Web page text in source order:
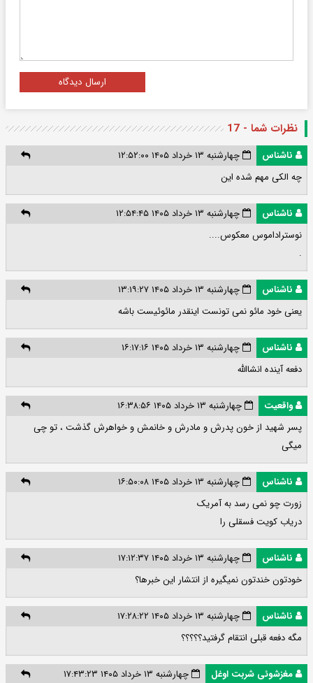
ارسال دیدگاه
نظرات شما - 17
ناشناس
چهارشنبه ۱۳ خرداد ۱۴۰۵ ۱۲:۵۲:۰۰
چه الکی مهم شده این
ناشناس
چهارشنبه ۱۳ خرداد ۱۴۰۵ ۱۲:۵۴:۴۵
نوستراداموس معکوس....
.
ناشناس
چهارشنبه ۱۳ خرداد ۱۴۰۵ ۱۳:۱۹:۲۷
یعنی خود مائو نمی تونست اینقدر مائوئیست باشه
ناشناس
چهارشنبه ۱۳ خرداد ۱۴۰۵ ۱۶:۱۷:۱۶
دفعه آینده انشاالله
واقعیت
چهارشنبه ۱۳ خرداد ۱۴۰۵ ۱۶:۳۸:۵۶
پسر شهید از خون پدرش و مادرش و خانمش و خواهرش گذشت ، تو چی
میگی
ناشناس
چهارشنبه ۱۳ خرداد ۱۴۰۵ ۱۶:۵۰:۰۸
زورت چو نمی رسد به آمریک
دریاب کویت فسقلی را
ناشناس
چهارشنبه ۱۳ خرداد ۱۴۰۵ ۱۷:۱۲:۳۷
خودتون خندتون نمیگیره از انتشار این خبرها؟
ناشناس
چهارشنبه ۱۳ خرداد ۱۴۰۵ ۱۷:۲۸:۲۲
مگه دفعه قبلی انتقام گرفتید؟؟؟؟؟
مغزشوئی شربت اوغل
چهارشنبه ۱۳ خرداد ۱۴۰۵ ۱۷:۴۳:۲۳